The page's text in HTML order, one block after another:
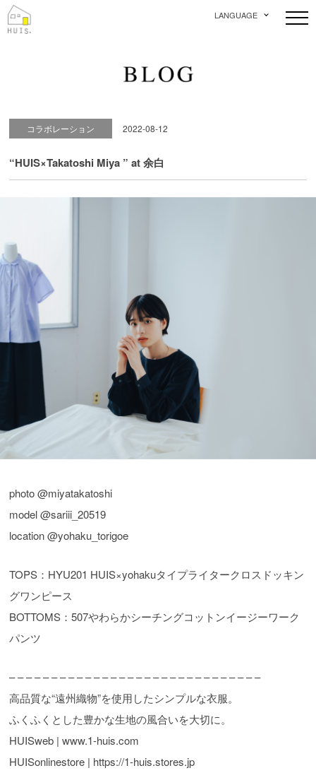
LANGUAGE
コラボレーション 2022-08-12
“HUIS×Takatoshi Miya ” at 余白
photo @miyatakatoshi
model @sariii_20519
location @yohaku_torigoe
TOPS：HYU201 HUIS×yohakuタイプライタークロスドッキン
グワンピース
BOTTOMS：507やわらかシーチングコットンイージーワーク
パンツ
– – – – – – – – – – – – – – – – – – – – – – – – – – – – – –
高品質な“遠州織物”を使用したシンプルな衣服。
ふくふくとした豊かな生地の風合いを大切に。
HUISweb | www.1-huis.com
HUISonlinestore | https://1-huis.stores.jp